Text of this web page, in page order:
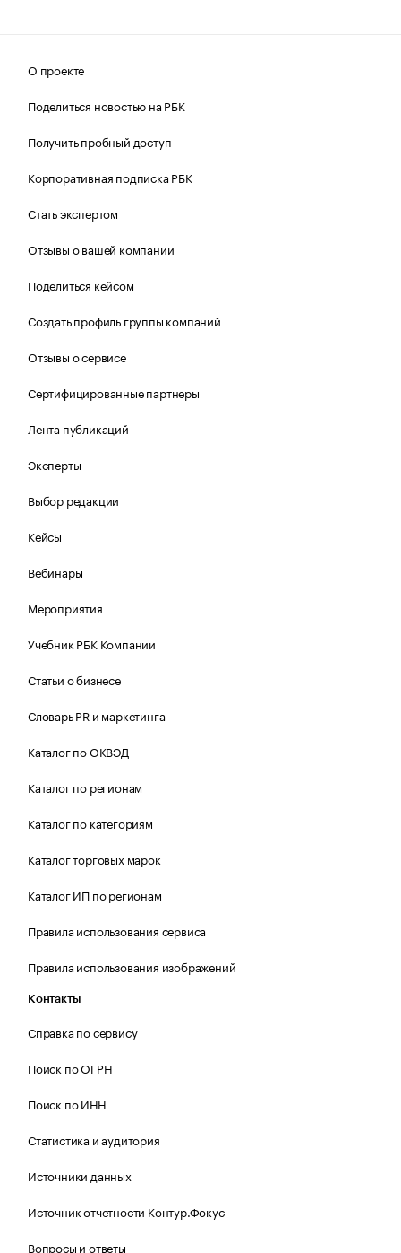
О проекте
Поделиться новостью на РБК
Получить пробный доступ
Корпоративная подписка РБК
Стать экспертом
Отзывы о вашей компании
Поделиться кейсом
Создать профиль группы компаний
Отзывы о сервисе
Сертифицированные партнеры
Лента публикаций
Эксперты
Выбор редакции
Кейсы
Вебинары
Мероприятия
Учебник РБК Компании
Статьи о бизнесе
Словарь PR и маркетинга
Каталог по ОКВЭД
Каталог по регионам
Каталог по категориям
Каталог торговых марок
Каталог ИП по регионам
Правила использования сервиса
Правила использования изображений
Контакты
Справка по сервису
Поиск по ОГРН
Поиск по ИНН
Статистика и аудитория
Источники данных
Источник отчетности Контур.Фокус
Вопросы и ответы